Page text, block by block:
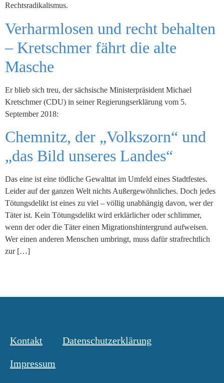
Rechtsradikalismus.
Verharmlosen und recht behalten
– Kretschmer fährt die alte
Masche
Er blieb sich treu, der sächsische Ministerpräsident Michael
Kretschmer (CDU) in seiner Regierungserklärung vom 5.
September 2018:
Chemnitz, der „Volkszorn“ und
„das Bild unseres Landes“
Das eine ist eine tödliche Gewalttat im Umfeld eines Stadtfestes.
Leider auf der ganzen Welt nichts Außergewöhnliches. Doch jedes
Tötungsdelikt ist eines zu viel – völlig unabhängig davon, wer der
Täter ist. Kein Tötungsdelikt wird erklärlicher oder schlimmer,
wenn der oder die Täter einen Migrationshintergrund aufweisen.
Wer einen anderen Menschen umbringt, muss dafür strafrechtlich
zur […]
Kontakt Datenschutzerklärung
Impressum